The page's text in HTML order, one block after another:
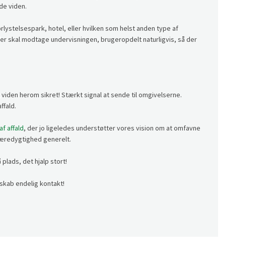
viden.
hotel, eller hvilken som helst anden type af
skal modtage undervisningen, brugeropdelt naturligvis, så der
herom sikret! Stærkt signal at sende til omgivelserne.
affald, der jo ligeledes understøtter vores vision om at omfavne
generelt.
det hjalp stort!
endelig kontakt!